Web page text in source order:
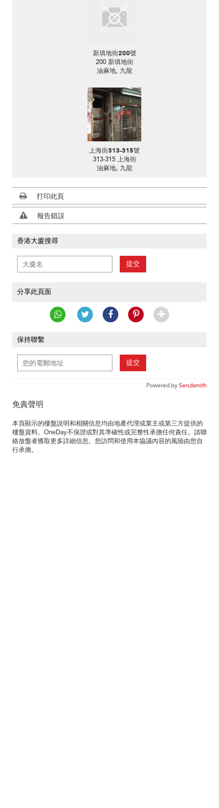
新填地街200號
200 新填地街
油麻地, 九龍
上海街313-315號
313-315 上海街
油麻地, 九龍
打印此頁
報告錯誤
香港大廈搜尋
提交
分享此頁面
保持聯繫
提交
Powered bySendsmith
免責聲明
本頁顯示的樓盤說明和相關信息均由地產代理或業主或第三方提供的
樓盤資料。OneDay不保證或對其準確性或完整性承擔任何責任。請聯
絡放盤者獲取更多詳細信息。您訪問和使用本協議內容的風險由您自
行承擔。